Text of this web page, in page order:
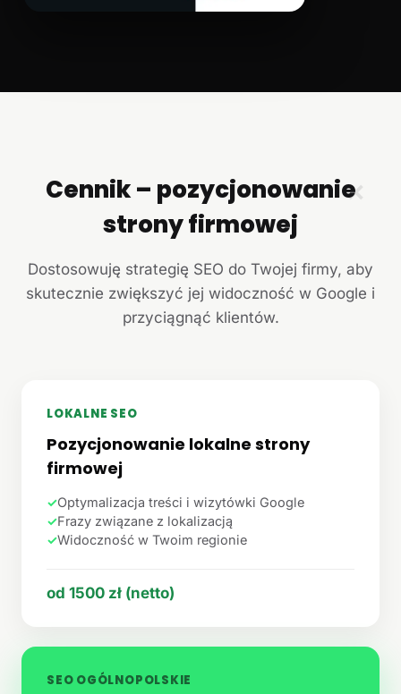
✕
Cennik – pozycjonowanie
strony firmowej
Dostosowuję strategię SEO do Twojej firmy, aby
skutecznie zwiększyć jej widoczność w Google i
przyciągnąć klientów.
LOKALNE SEO
Pozycjonowanie lokalne strony
firmowej
✓Optymalizacja treści i wizytówki Google
✓Frazy związane z lokalizacją
✓Widoczność w Twoim regionie
od 1500 zł (netto)
SEO OGÓLNOPOLSKIE